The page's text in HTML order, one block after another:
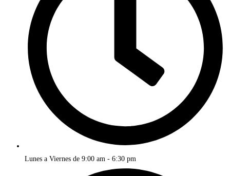
Lunes a Viernes de 9:00 am - 6:30 pm